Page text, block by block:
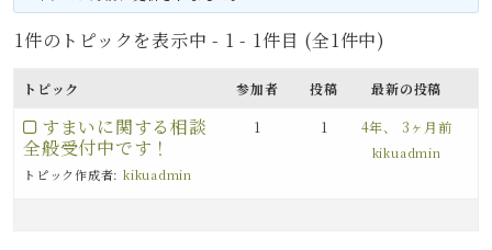
1件のトピックを表示中 - 1 - 1件目 (全1件中)
トピック 参加者 投稿 最新の投稿
すまいに関する相談
全般受付中です！
トピック作成者:kikuadmin
1 1 4年、 3ヶ月前
kikuadmin